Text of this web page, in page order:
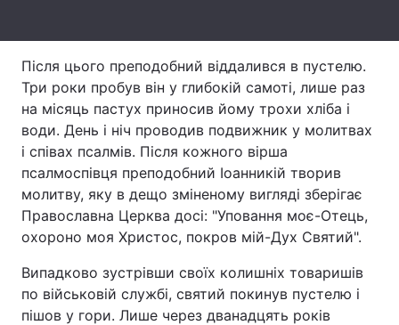
Тема оформлення
Після цього преподобний віддалився в пустелю.
Три роки пробув він у глибокій самоті, лише раз
на місяць пастух приносив йому трохи хліба і
води. День і ніч проводив подвижник у молитвах
і співах псалмів. Після кожного вірша
псалмоспівця преподобний Іоанникій творив
молитву, яку в дещо зміненому вигляді зберігає
Православна Церква досі: "Уповання моє-Отець,
охороно моя Христос, покров мій-Дух Святий".
Випадково зустрівши своїх колишніх товаришів
по військовій службі, святий покинув пустелю і
пішов у гори. Лише через дванадцять років